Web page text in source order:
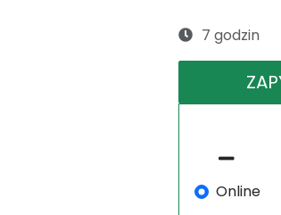
7 godzin
Online